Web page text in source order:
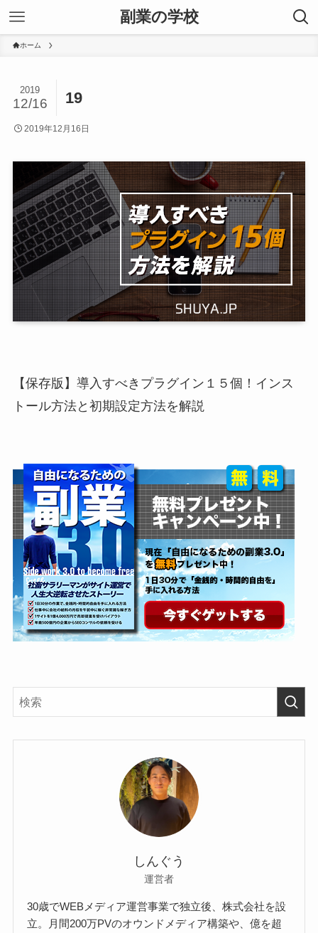
副業の学校
ホーム
19
2019
12/16
2019年12月16日
【保存版】導入すべきプラグイン１５個！インス
トール方法と初期設定方法を解説
しんぐう
運営者
30歳でWEBメディア運営事業で独立後、株式会社を設
立。月間200万PVのオウンドメディア構築や、億を超